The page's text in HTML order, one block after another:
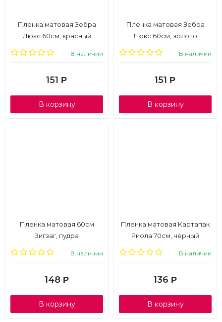
Пленка матовая Зебра
Люкс 60см, красный
В наличии
151 Р
В корзину
Пленка матовая Зебра
Люкс 60см, золото
В наличии
151 Р
В корзину
Пленка матовая 60см
Зигзаг, пудра
В наличии
148 Р
В корзину
Пленка матовая Картапак
Риола 70см, чёрный
В наличии
136 Р
В корзину